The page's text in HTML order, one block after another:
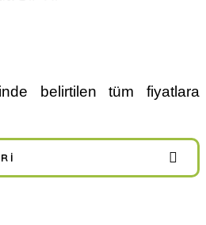
belirtilen tüm fiyatlara